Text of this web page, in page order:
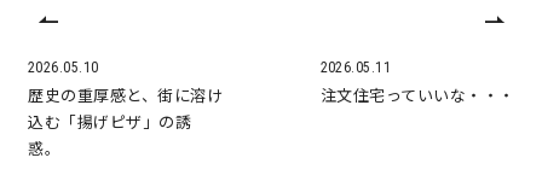
2026.05.10
歴史の重厚感と、街に溶け
込む「揚げピザ」の誘
惑。
2026.05.11
注文住宅っていいな・・・